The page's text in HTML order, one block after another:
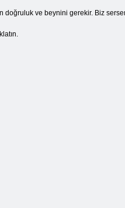
doğruluk ve beynini gerekir. Biz